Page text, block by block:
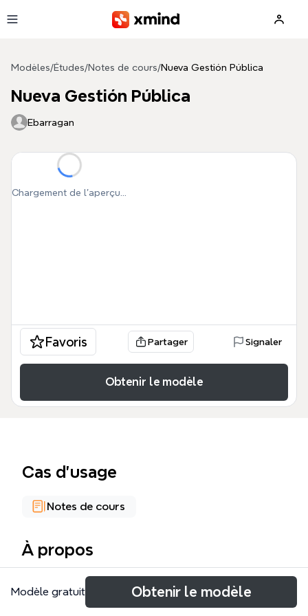
Modèles/Études/Notes de cours/Nueva Gestión Pública
Nueva Gestión Pública
Ebarragan
Chargement de l'aperçu...
Favoris Partager Signaler
Obtenir le modèle
Cas d’usage
Notes de cours
À propos
La plantilla de mind map 'Nueva Gestión Pública'
explora el origen, contexto y herramientas clave de
Modèle gratuit Obtenir le modèle